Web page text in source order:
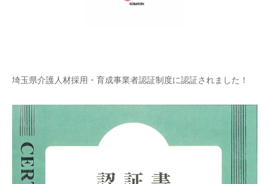
埼玉県介護人材採用・育成事業者認証制度に認証されました！